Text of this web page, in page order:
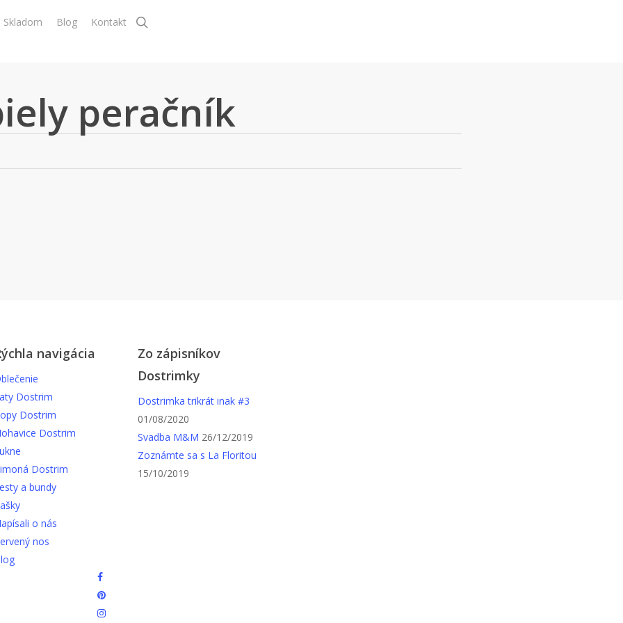
Skladom Blog Kontakt
peračník
navigácia
Dostrim
Dostrim
Dostrim
Dostrim
a bundy
o nás
nos
Zo zápisníkov
Dostrimky
Dostrimka trikrát inak #3
01/08/2020
Svadba M&M 26/12/2019
Zoznámte sa s La Floritou
15/10/2019
facebook
pinterest
instagram